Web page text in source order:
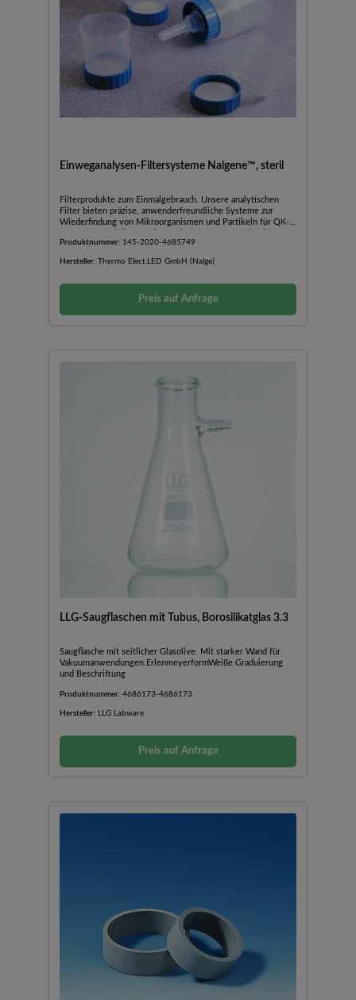
Einweganalysen-Filtersysteme Nalgene™, steril
Filterprodukte zum Einmalgebrauch. Unsere analytischen
Filter bieten präzise, anwenderfreundliche Systeme zur
Wiederfindung von Mikroorganismen und Partikeln für QK-
vormontierte sterile Filtereinheiten und Trichter zum
EinmalgebrauchEinfach zu entfernende Triton-freie
Cellulosenitrat(CN)-MembranenDie 0,2 µm CN-Membran
Gittermembran ist für Wasserqualitätsprüfungen zertifiziert
Produktnummer: 145-2020-4685749
Hersteller: Thermo Elect.LED GmbH (Nalge)
Preis auf Anfrage
LLG-Saugflaschen mit Tubus, Borosilikatglas 3.3
Saugflasche mit seitlicher Glasolive. Mit starker Wand für
Vakuumanwendungen.ErlenmeyerformWeiße Graduierung
und Beschriftung
Produktnummer: 4686173-4686173
Hersteller: LLG Labware
Preis auf Anfrage